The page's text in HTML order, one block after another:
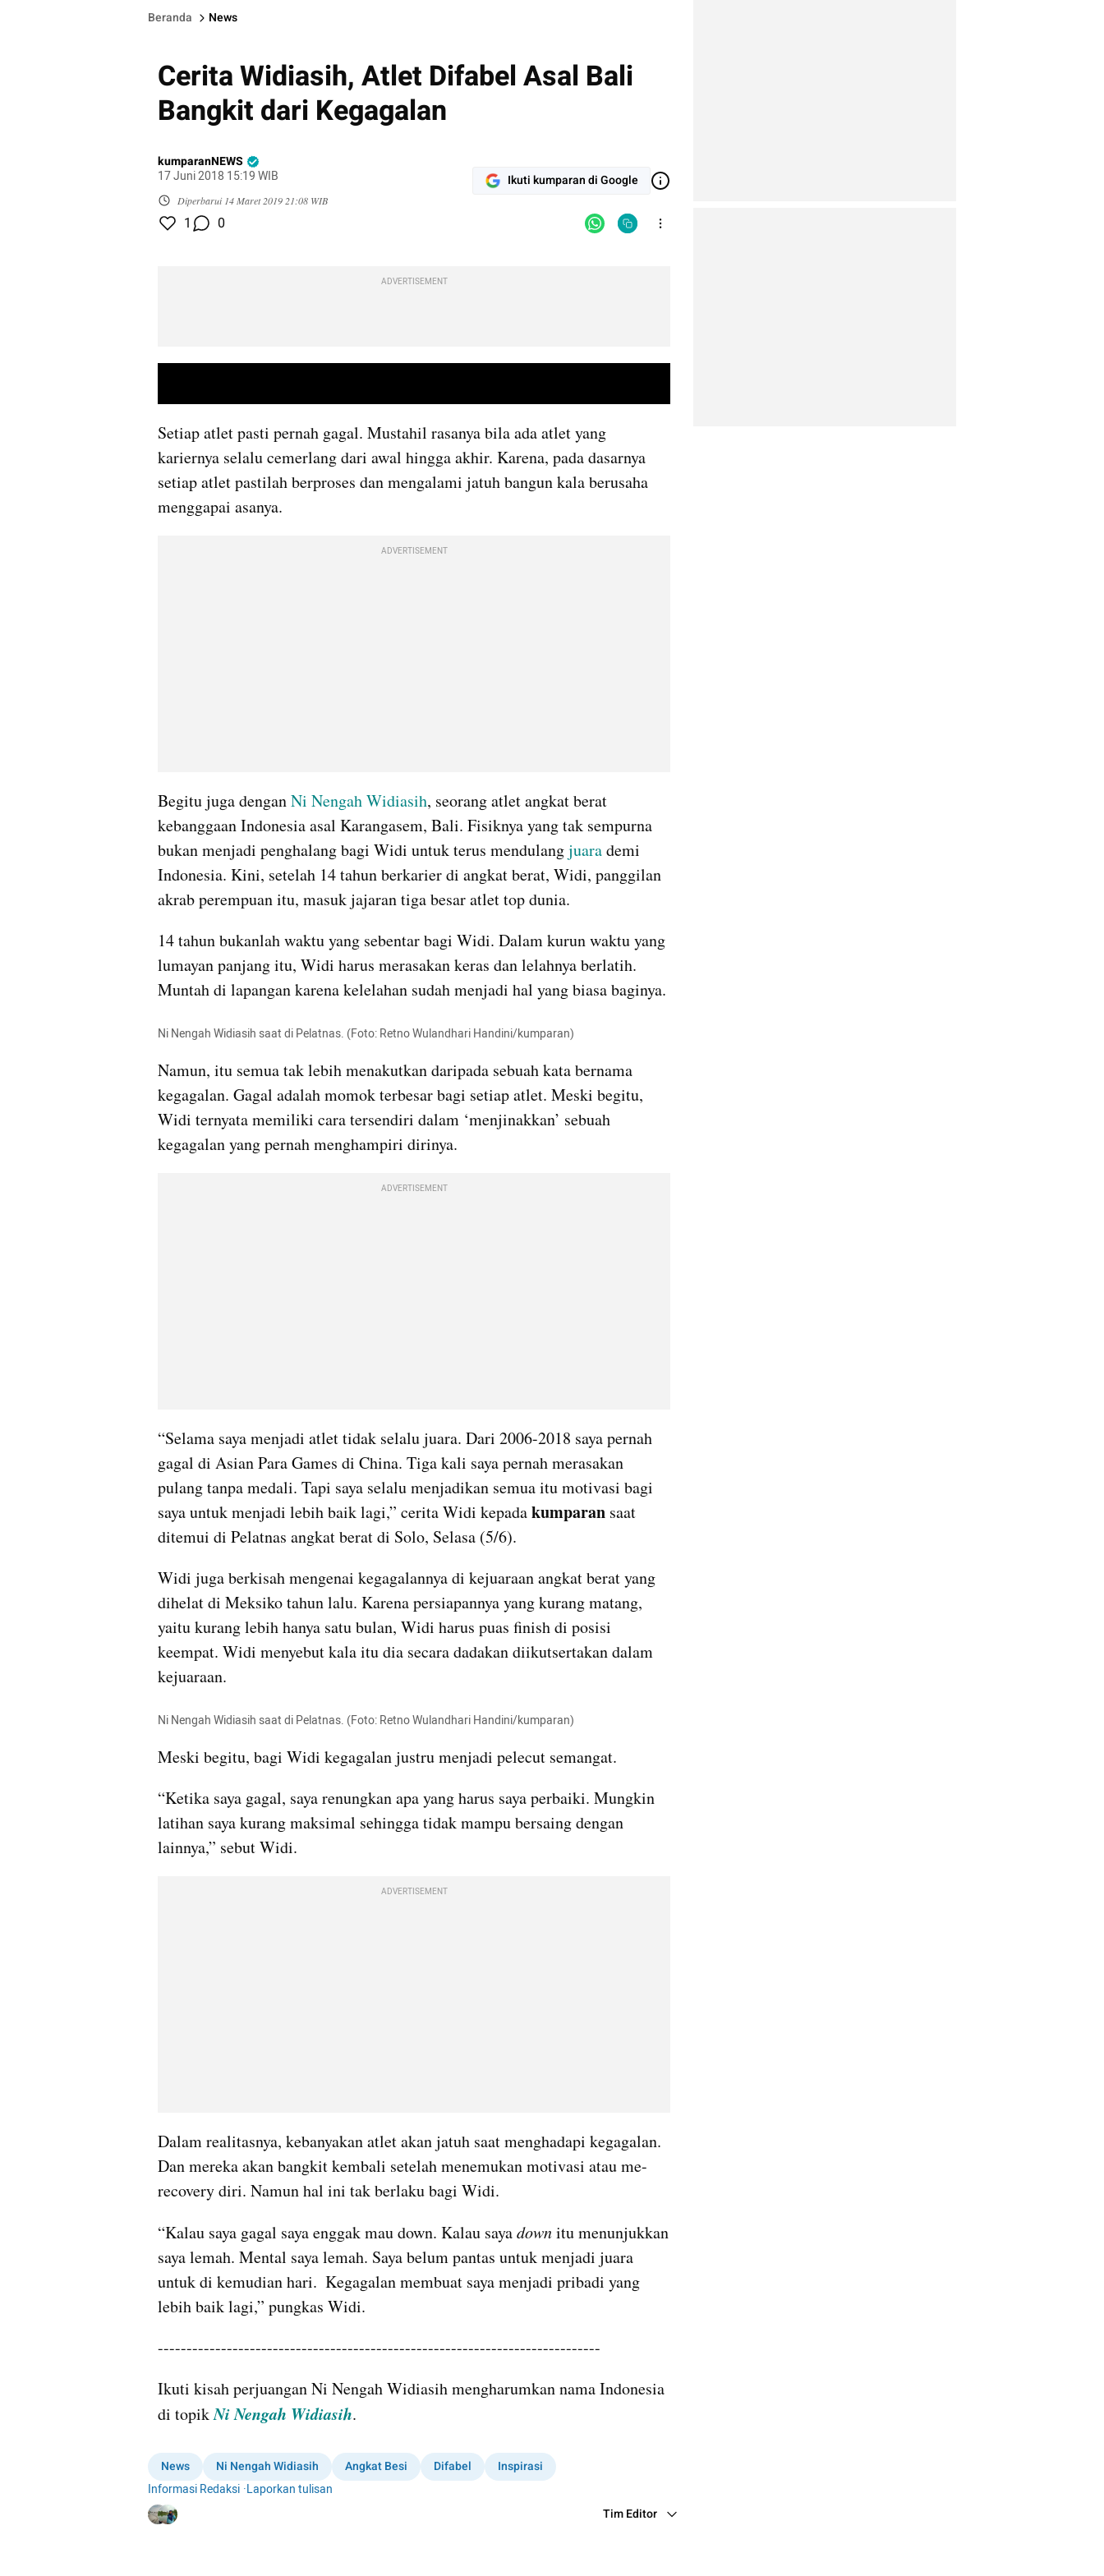
Beranda News
Cerita Widiasih, Atlet Difabel Asal Bali
Bangkit dari Kegagalan
kumparanNEWS
17 Juni 2018 15:19 WIB
Diperbarui 14 Maret 2019 21:08 WIB
Ikuti kumparan di Google
1 0
ADVERTISEMENT
Setiap atlet pasti pernah gagal. Mustahil rasanya bila ada atlet yang
kariernya selalu cemerlang dari awal hingga akhir. Karena, pada dasarnya
setiap atlet pastilah berproses dan mengalami jatuh bangun kala berusaha
menggapai asanya.
ADVERTISEMENT
Begitu juga dengan Ni Nengah Widiasih, seorang atlet angkat berat
kebanggaan Indonesia asal Karangasem, Bali. Fisiknya yang tak sempurna
bukan menjadi penghalang bagi Widi untuk terus mendulang juara demi
Indonesia. Kini, setelah 14 tahun berkarier di angkat berat, Widi, panggilan
akrab perempuan itu, masuk jajaran tiga besar atlet top dunia.
14 tahun bukanlah waktu yang sebentar bagi Widi. Dalam kurun waktu yang
lumayan panjang itu, Widi harus merasakan keras dan lelahnya berlatih.
Ni Nengah Widiasih saat di Pelatnas. (Foto: Retno Wulandhari Handini/kumparan)
Namun, itu semua tak lebih menakutkan daripada sebuah kata bernama
kegagalan. Gagal adalah momok terbesar bagi setiap atlet. Meski begitu,
Widi ternyata memiliki cara tersendiri dalam ‘menjinakkan’ sebuah
kegagalan yang pernah menghampiri dirinya.
ADVERTISEMENT
“Selama saya menjadi atlet tidak selalu juara. Dari 2006-2018 saya pernah
gagal di Asian Para Games di China. Tiga kali saya pernah merasakan
pulang tanpa medali. Tapi saya selalu menjadikan semua itu motivasi bagi
saya untuk menjadi lebih baik lagi,” cerita Widi kepada kumparan saat
ditemui di Pelatnas angkat berat di Solo, Selasa (5/6).
Widi juga berkisah mengenai kegagalannya di kejuaraan angkat berat yang
dihelat di Meksiko tahun lalu. Karena persiapannya yang kurang matang,
yaitu kurang lebih hanya satu bulan, Widi harus puas finish di posisi
keempat. Widi menyebut kala itu dia secara dadakan diikutsertakan dalam
kejuaraan.
Ni Nengah Widiasih saat di Pelatnas. (Foto: Retno Wulandhari Handini/kumparan)
Meski begitu, bagi Widi kegagalan justru menjadi pelecut semangat.
“Ketika saya gagal, saya renungkan apa yang harus saya perbaiki. Mungkin
latihan saya kurang maksimal sehingga tidak mampu bersaing dengan
lainnya,” sebut Widi.
ADVERTISEMENT
Dalam realitasnya, kebanyakan atlet akan jatuh saat menghadapi kegagalan.
Dan mereka akan bangkit kembali setelah menemukan motivasi atau me-
recovery diri. Namun hal ini tak berlaku bagi Widi.
“Kalau saya gagal saya enggak mau down. Kalau saya down itu menunjukkan
saya lemah. Mental saya lemah. Saya belum pantas untuk menjadi juara
untuk di kemudian hari.  Kegagalan membuat saya menjadi pribadi yang
lebih baik lagi,” pungkas Widi.
-----------------------------------------------------------------------------
Ikuti kisah perjuangan Ni Nengah Widiasih mengharumkan nama Indonesia
di topik Ni Nengah Widiasih.
News Ni Nengah Widiasih Angkat Besi Difabel
Inspirasi
Informasi Redaksi ·Laporkan tulisan
Tim Editor